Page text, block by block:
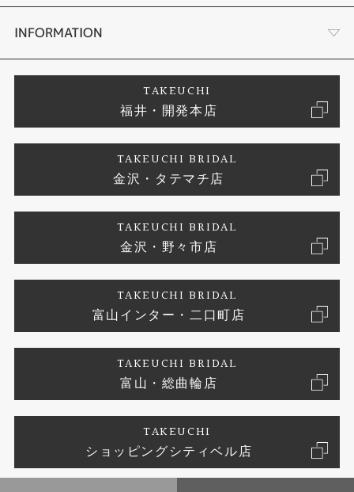
セットリング
婚約ネックレス
エタニティリング
タケウチのこだわり
プロポーズサポート
ブランドリスト
ジュエリーリフォーム
会社概要
お客様の声
INFORMATION
プライバシーポリシー
TAKEUCHI
福井・開発本店
TAKEUCHI BRIDAL
金沢・タテマチ店
TAKEUCHI BRIDAL
金沢・野々市店
TAKEUCHI BRIDAL
富山インター・二口町店
TAKEUCHI BRIDAL
富山・総曲輪店
TAKEUCHI
ショッピングシティベル店